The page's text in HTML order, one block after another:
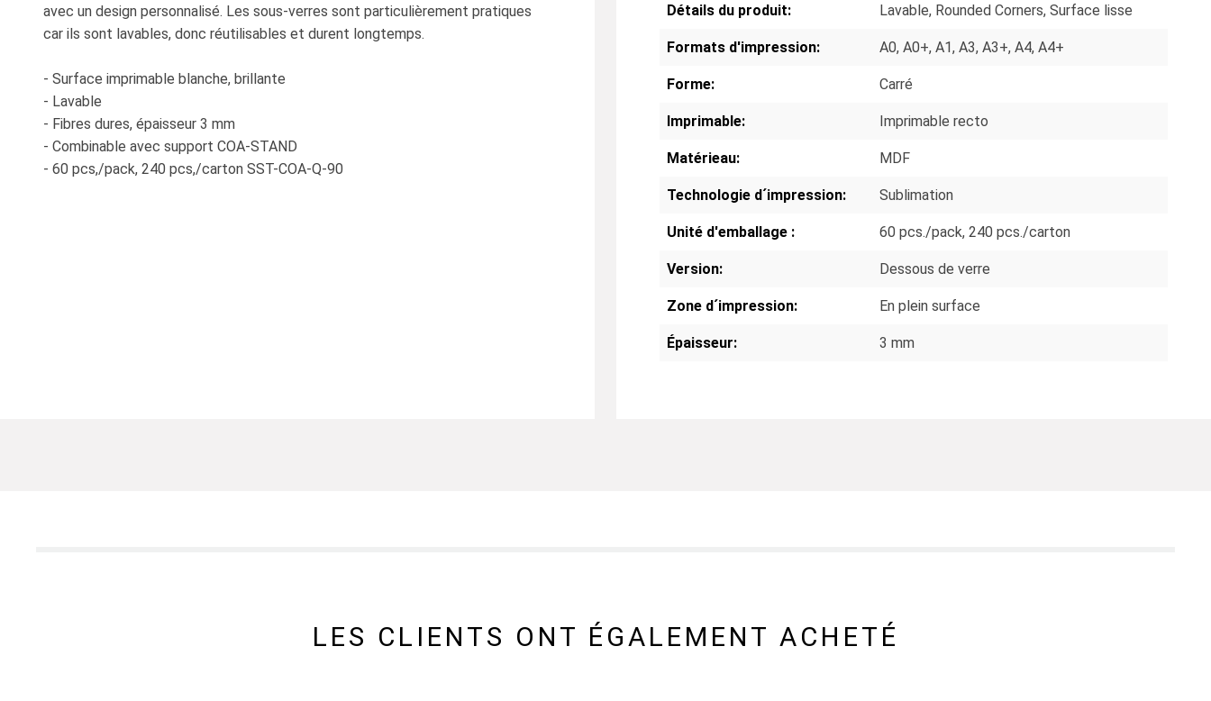
avec un design personnalisé. Les sous-verres sont particulièrement pratiques
car ils sont lavables, donc réutilisables et durent longtemps.
- Surface imprimable blanche, brillante
- Lavable
- Fibres dures, épaisseur 3 mm
- Combinable avec support COA-STAND
- 60 pcs,/pack, 240 pcs,/carton SST-COA-Q-90
Détails du produit: Lavable, Rounded Corners, Surface lisse
Formats d'impression: A0, A0+, A1, A3, A3+, A4, A4+
Forme: Carré
Imprimable: Imprimable recto
Matérieau: MDF
Technologie d´impression: Sublimation
Unité d'emballage : 60 pcs./pack, 240 pcs./carton
Version: Dessous de verre
Zone d´impression: En plein surface
Épaisseur: 3 mm
LES CLIENTS ONT ÉGALEMENT ACHETÉ